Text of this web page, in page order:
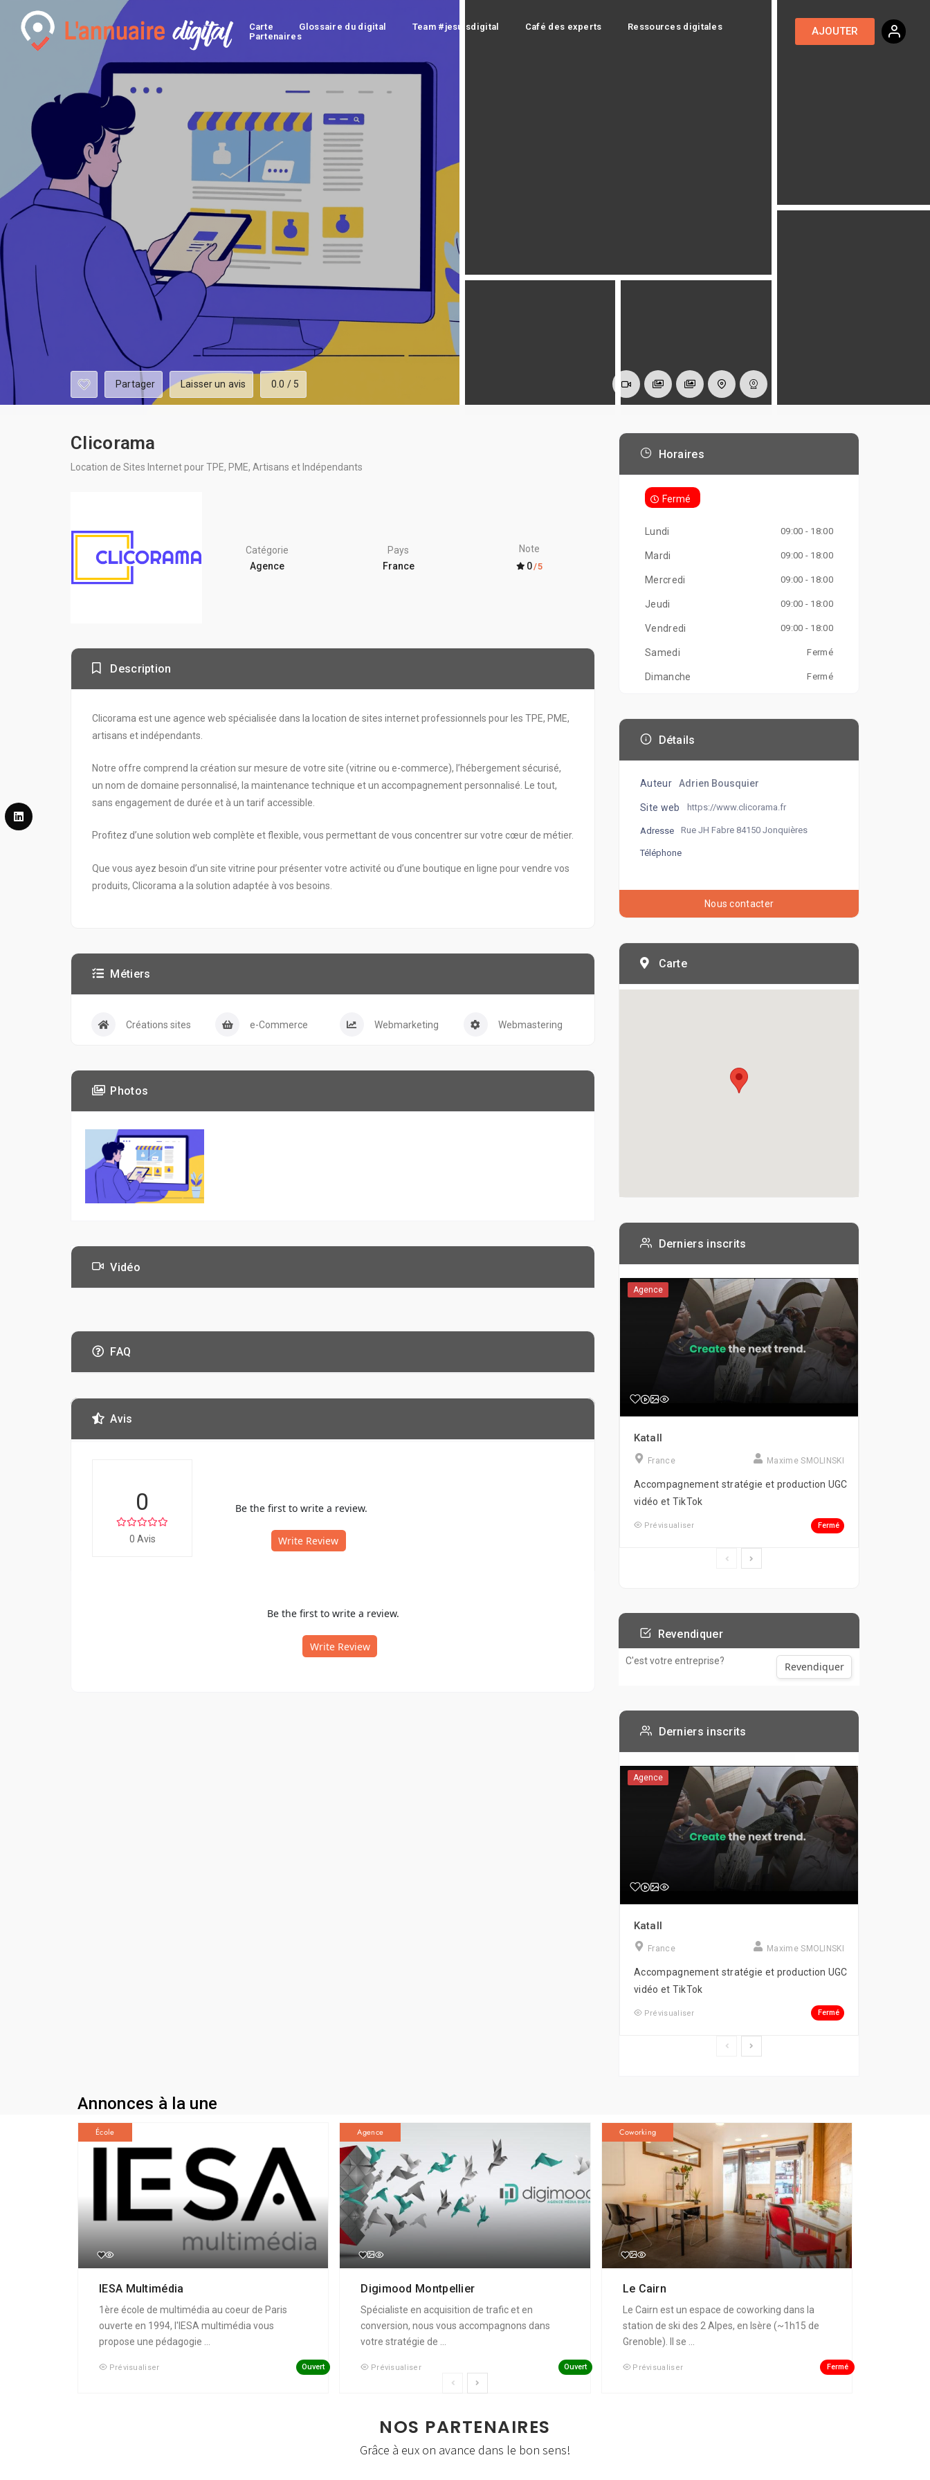
Carte Glossaire du digital Team #jesuisdigital Café des experts
Ressources digitales
Partenaires
AJOUTER
Partager Laisser un avis 0.0 / 5
Clicorama
Location de Sites Internet pour TPE, PME, Artisans et Indépendants
Catégorie
Agence
Pays
France
Note
0/5
Description
Clicorama est une agence web spécialisée dans la location de sites internet professionnels pour les TPE, PME,
artisans et indépendants.
Notre offre comprend la création sur mesure de votre site (vitrine ou e-commerce), l’hébergement sécurisé,
un nom de domaine personnalisé, la maintenance technique et un accompagnement personnalisé. Le tout,
sans engagement de durée et à un tarif accessible.
Profitez d’une solution web complète et flexible, vous permettant de vous concentrer sur votre cœur de métier.
Que vous ayez besoin d’un site vitrine pour présenter votre activité ou d’une boutique en ligne pour vendre vos
produits, Clicorama a la solution adaptée à vos besoins.
Métiers
Créations sites e-Commerce Webmarketing Webmastering
Photos
Vidéo
FAQ
Avis
0
0 Avis
Be the first to write a review.
Write Review
Be the first to write a review.
Write Review
Horaires
Fermé
Lundi 09:00 - 18:00
Mardi 09:00 - 18:00
Mercredi 09:00 - 18:00
Jeudi 09:00 - 18:00
Vendredi 09:00 - 18:00
Samedi Fermé
Dimanche Fermé
Détails
Auteur Adrien Bousquier
Site web https://www.clicorama.fr
Adresse Rue JH Fabre 84150 Jonquières
Téléphone
Carte
Derniers inscrits
Agence
Katall
France Maxime SMOLINSKI
Accompagnement stratégie et production UGC
vidéo et TikTok
Prévisualiser Fermé
Revendiquer
C'est votre entreprise? Revendiquer
Derniers inscrits
Agence
Katall
France Maxime SMOLINSKI
Accompagnement stratégie et production UGC
vidéo et TikTok
Prévisualiser Fermé
Annonces à la une
École
IESA Multimédia
1ère école de multimédia au coeur de Paris
ouverte en 1994, l'IESA multimédia vous
propose une pédagogie ...
Prévisualiser Ouvert
Agence
Digimood Montpellier
Spécialiste en acquisition de trafic et en
conversion, nous vous accompagnons dans
votre stratégie de ...
Prévisualiser Ouvert
Coworking
Le Cairn
Le Cairn est un espace de coworking dans la
station de ski des 2 Alpes, en Isère (~1h15 de
Grenoble). Il se ...
Prévisualiser Fermé
NOS PARTENAIRES
Grâce à eux on avance dans le bon sens!